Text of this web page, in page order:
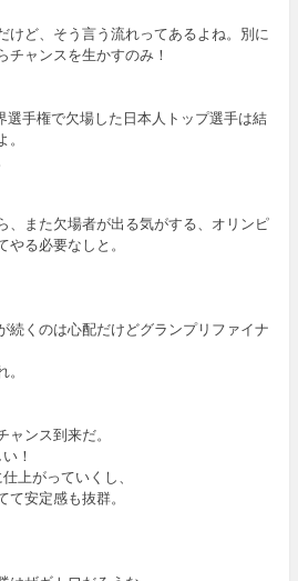
けど、そう言う流れってあるよね。別に
チャンスを生かすのみ！
選手権で欠場した日本人トップ選手は結
、また欠場者が出る気がする、オリンピ
る必要なしと。
続くのは心配だけどグランプリファイナ
ンス到来だ。
！
上がっていくし、
安定感も抜群。